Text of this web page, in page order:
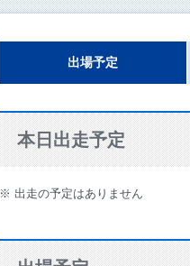
出場予定
本日出走予定
※ 出走の予定はありません